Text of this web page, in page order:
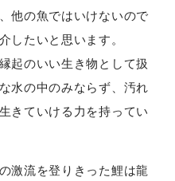
他の魚ではいけないので
たいと思います。
起のいい生き物として扱
水の中のみならず、汚れ
きていける力を持ってい
激流を登りきった鯉は龍